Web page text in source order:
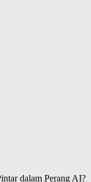
dalam Perang AI?